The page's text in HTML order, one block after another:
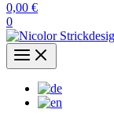
0,00 €
0